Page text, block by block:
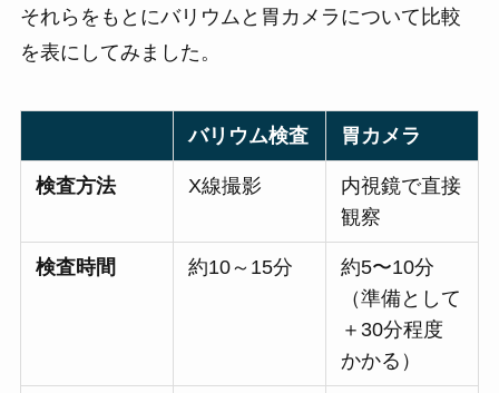
それらをもとにバリウムと胃カメラについて比較
を表にしてみました。
バリウム検査 胃カメラ
検査方法 X線撮影
内視鏡で直接
観察
検査時間 約10～15分
約5〜10分
（準備として
＋30分程度
かかる）